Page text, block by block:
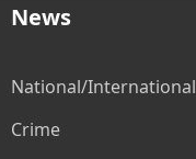
News
National/International
Crime